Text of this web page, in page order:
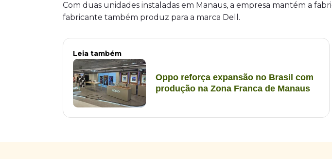
Com duas unidades instaladas em Manaus, a empresa mantém a
fabricante também produz para a marca Dell.
Leia também
Oppo reforça expansão no Brasil com
produção na Zona Franca de Manaus